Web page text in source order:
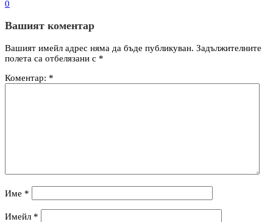
0
Вашият коментар
Вашият имейл адрес няма да бъде публикуван. Задължителните
полета са отбелязани с *
Коментар: *
Име *
Имейл *